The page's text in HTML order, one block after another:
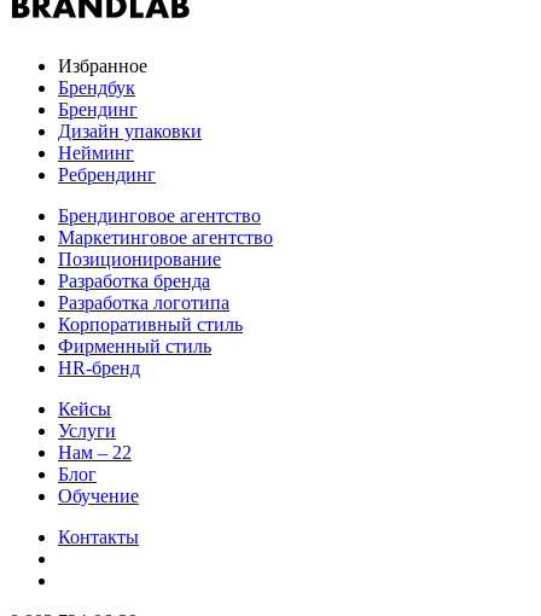
Избранное
Брендбук
Брендинг
Дизайн упаковки
Нейминг
Ребрендинг
Брендинговое агентство
Маркетинговое агентство
Позиционирование
Разработка бренда
Разработка логотипа
Корпоративный стиль
Фирменный стиль
HR-бренд
Кейсы
Услуги
Нам – 22
Блог
Обучение
Контакты